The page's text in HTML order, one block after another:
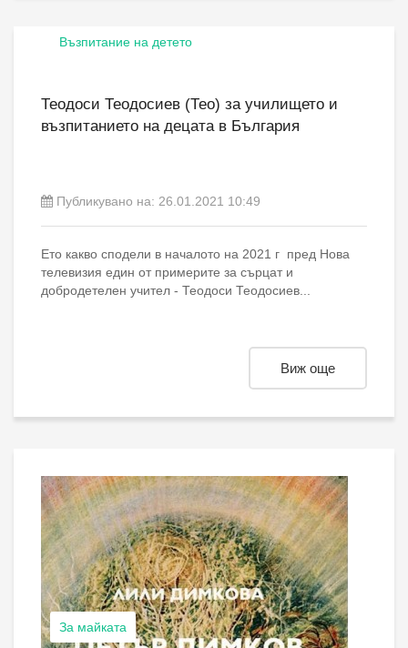
Възпитание на детето
Теодоси Теодосиев (Тео) за училището и
възпитанието на децата в България
Публикувано на: 26.01.2021 10:49
Ето какво сподели в началото на 2021 г пред Нова
телевизия един от примерите за сърцат и
добродетелен учител - Теодоси Теодосиев...
Виж още
За майката